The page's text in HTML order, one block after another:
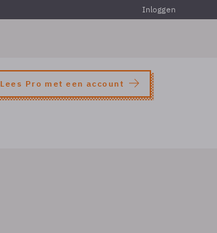
Inloggen
Lees Pro met een account